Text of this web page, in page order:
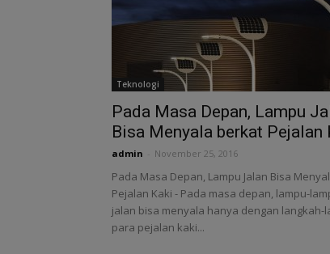
Teknologi
Pada Masa Depan, Lampu
Bisa Menyala berkat Pejalan
admin November 25, 2016
Pada Masa Depan, Lampu Jalan Bisa
Pejalan Kaki - Pada masa depan, lampu-
jalan bisa menyala hanya dengan langkah-
para pejalan kaki...